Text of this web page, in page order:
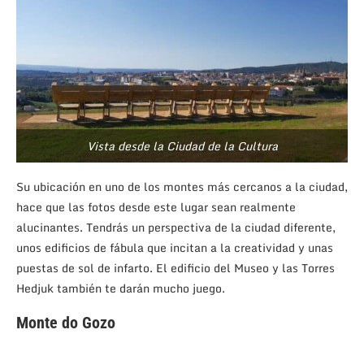
Vista desde la Ciudad de la Cultura
Su ubicación en uno de los montes más cercanos a la ciudad,
hace que las fotos desde este lugar sean realmente
alucinantes. Tendrás un perspectiva de la ciudad diferente,
unos edificios de fábula que incitan a la creatividad y unas
puestas de sol de infarto. El edificio del Museo y las Torres
Hedjuk también te darán mucho juego.
Monte do Gozo